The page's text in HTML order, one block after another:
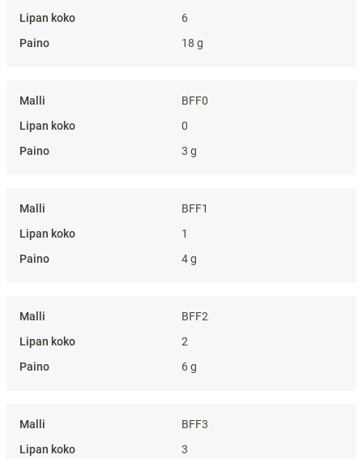
6
18 g
BFF0
0
3 g
BFF1
1
4 g
BFF2
2
6 g
BFF3
3